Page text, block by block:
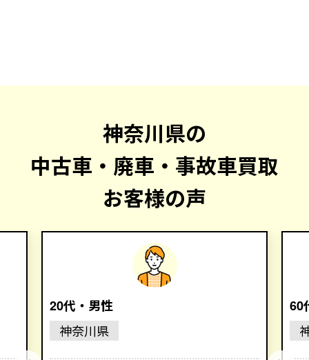
神奈川県の
中古車・廃車・事故車買取
お客様の声
20代・男性
神奈川県
60